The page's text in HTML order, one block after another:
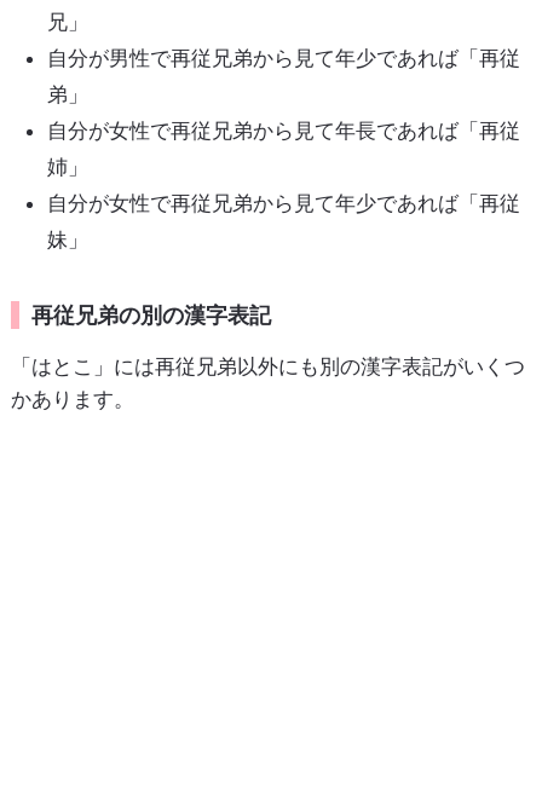
兄」
自分が男性で再従兄弟から見て年少であれば「再従
弟」
自分が女性で再従兄弟から見て年長であれば「再従
姉」
自分が女性で再従兄弟から見て年少であれば「再従
妹」
再従兄弟の別の漢字表記
「はとこ」には再従兄弟以外にも別の漢字表記がいくつ
かあります。